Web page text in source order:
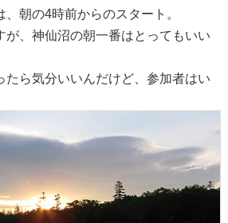
朝の4時前からのスタート。
が、神仙沼の朝一番はとってもいい
たら気分いいんだけど、参加者はい